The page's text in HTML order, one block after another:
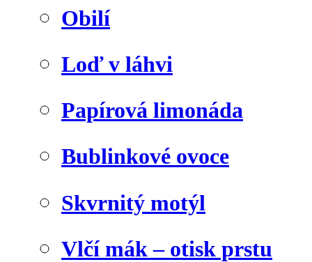
Obilí
Loď v láhvi
Papírová limonáda
Bublinkové ovoce
Skvrnitý motýl
Vlčí mák – otisk prstu